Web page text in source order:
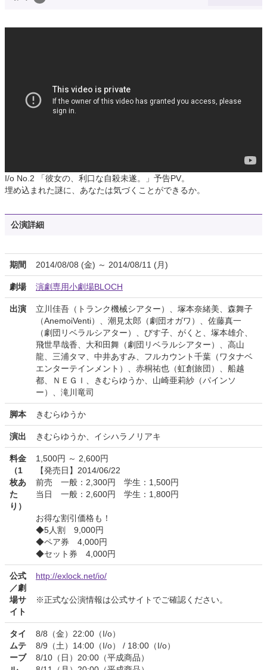
I/o No.2 「彼女の、利口な自殺未遂。」予告PV。
埋め込まれた謎に、あなたは気づくことができるか。
公演詳細
期間 2014/08/08 (金) ～ 2014/08/11 (月)
劇場 演劇専用小劇場BLOCH
出演
立川佳吾（トランク機械シアター）、塚本奈緒美、森舞子
（AnemoiVenti）、潮見太郎（劇団オガワ）、佐藤真一
（劇団リベラルシアター）、びす子、がくと、塚本雄介、
飛世早哉香、大和田舞（劇団リベラルシアター）、高山
龍、三浦タマ、中井あすみ、フルカウント千葉（ワタナベ
エンターテインメント）、赤桐祐也（虹創旅団）、船越
都、ＮＥＧＩ、きむらゆうか、山崎亜莉紗（パインソ
ー）、滝川竜司
脚本 きむらゆうか
演出 きむらゆうか、イシハラノリアキ
料金
（1
枚あ
た
り）
1,500円 ～ 2,600円
【発売日】2014/06/22
前売 一般：2,300円 学生：1,500円
当日 一般：2,600円 学生：1,800円
お得な割引価格も！
◆5人割 9,000円
◆ペア券 4,000円
◆セット券 4,000円
公式
／劇
場サ
イト
http://exlock.net/io/
※正式な公演情報は公式サイトでご確認ください。
タイ
ムテ
ーブ
8/8（金）22:00（I/o）
8/9（土）14:00（I/o） / 18:00（I/o）
8/10（日）20:00（平成商品）